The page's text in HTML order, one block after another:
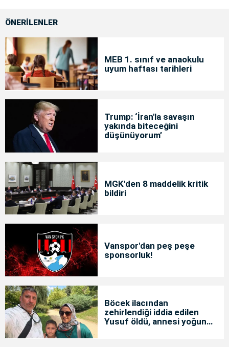
ÖNERİLENLER
MEB 1. sınıf ve anaokulu
uyum haftası tarihleri
Trump: ‘İran'la savaşın
yakında biteceğini
düşünüyorum’
MGK'den 8 maddelik kritik
bildiri
Vanspor'dan peş peşe
sponsorluk!
Böcek ilacından
zehirlendiği iddia edilen
Yusuf öldü, annesi yoğun